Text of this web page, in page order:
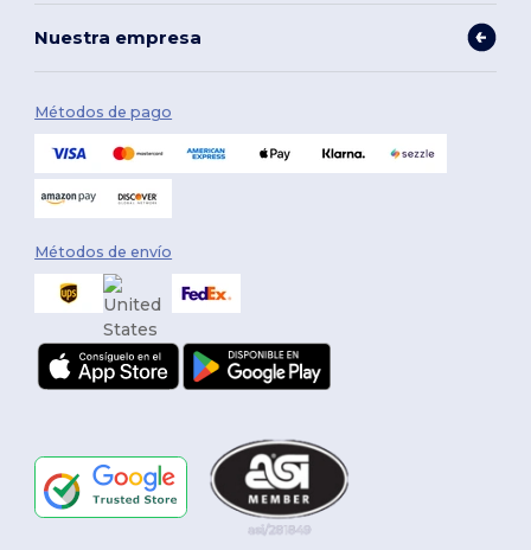
Nuestra empresa
Métodos de pago
Métodos de envío